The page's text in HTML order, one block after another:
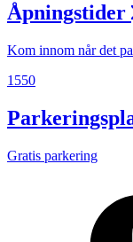
Åpningstider
Kom innom når det
1550
Gratis parkering